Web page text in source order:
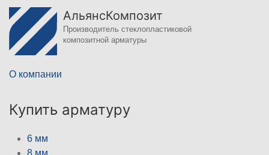
АльянсКомпозит
Производитель стеклопластиковой
композитной арматуры
О компании
Купить арматуру
6 мм